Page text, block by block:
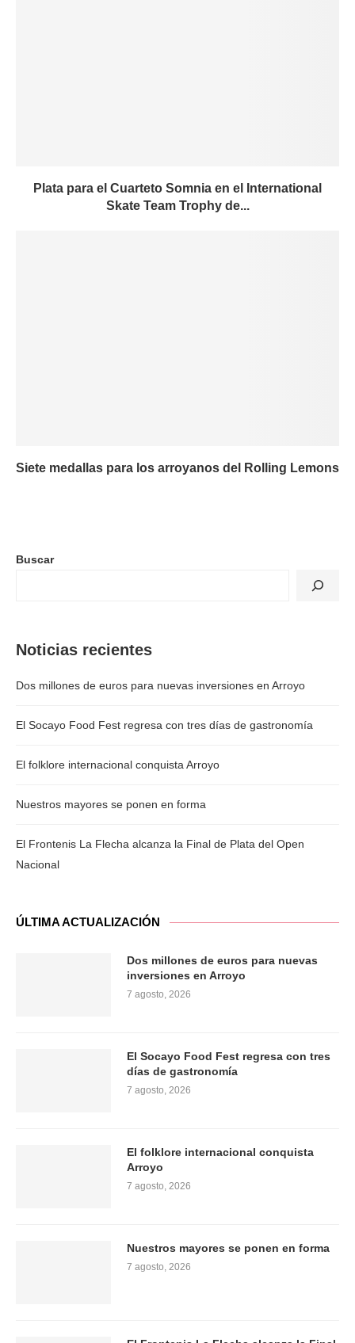
Plata para el Cuarteto Somnia en el International
Skate Team Trophy de...
Siete medallas para los arroyanos del Rolling Lemons
Buscar
Noticias recientes
Dos millones de euros para nuevas inversiones en Arroyo
El Socayo Food Fest regresa con tres días de gastronomía
El folklore internacional conquista Arroyo
Nuestros mayores se ponen en forma
El Frontenis La Flecha alcanza la Final de Plata del Open
Nacional
ÚLTIMA ACTUALIZACIÓN
Dos millones de euros para nuevas
inversiones en Arroyo
7 agosto, 2026
El Socayo Food Fest regresa con tres
días de gastronomía
7 agosto, 2026
El folklore internacional conquista
Arroyo
7 agosto, 2026
Nuestros mayores se ponen en forma
7 agosto, 2026